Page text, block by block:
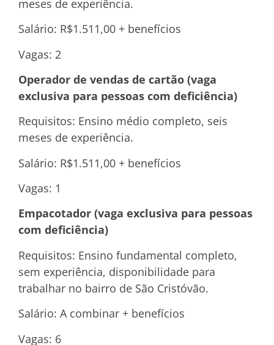
meses de experiência.
Salário: R$1.511,00 + benefícios
Vagas: 2
Operador de vendas de cartão (vaga
exclusiva para pessoas com deficiência)
Requisitos: Ensino médio completo, seis
meses de experiência.
Salário: R$1.511,00 + benefícios
Vagas: 1
Empacotador (vaga exclusiva para pessoas
com deficiência)
Requisitos: Ensino fundamental completo,
sem experiência, disponibilidade para
trabalhar no bairro de São Cristóvão.
Salário: A combinar + benefícios
Vagas: 6